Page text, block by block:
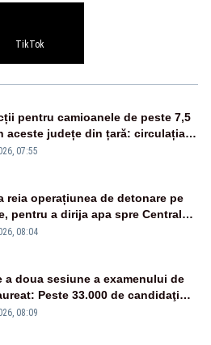
TikTok
pentru camioanele de peste 7,5
aceste județe din țară: circulația
luni, între orele 12:00 și
07:55
reia operațiunea de detonare pe
pentru a dirija apa spre Centrala
08:04
a doua sesiune a examenului de
Peste 33.000 de candidaţi
08:09